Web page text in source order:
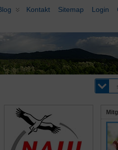
Kontakt Sitemap Login